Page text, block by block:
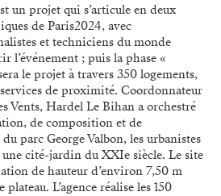
un projet qui s’articule en deux
de Paris2024, avec
et techniciens du monde
l’événement ; puis la phase «
le projet à travers 350 logements,
de proximité. Coordonnateur
Vents, Hardel Le Bihan a orchestré
de composition et de
parc George Valbon, les urbanistes
cité-jardin du XXIe siècle. Le site
de hauteur d’environ 7,50 m
L’agence réalise les 150